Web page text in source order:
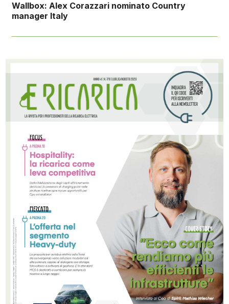
Wallbox: Alex Corazzari nominato Country
manager Italy